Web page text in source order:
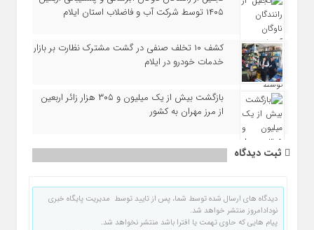
۱۴۰۵ توسط شرکت آب و فاضلاب استان ایلام
کشف ۱۰ تخلف صنفی در گشت مشترک نظارت بر بازار
خدمات خودرو در ایلام
بازگشت بیش از یک میلیون و ۳۰۵ هزار زائر اربعین
از مرز مهران به کشور
ثبت دیدگاه
دیدگاه های ارسال شده توسط شما، پس از تایید توسط مدیریت پایگاه خبری
نودادامروز منتشر خواهد شد.
پیام هایی که حاوی تهمت یا افترا باشد منتشر نخواهد شد.